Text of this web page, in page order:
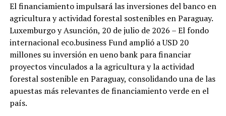
El financiamiento impulsará las inversiones del banco en
agricultura y actividad forestal sostenibles en Paraguay.
Luxemburgo y Asunción, 20 de julio de 2026 – El fondo
internacional eco.business Fund amplió a USD 20
millones su inversión en ueno bank para financiar
proyectos vinculados a la agricultura y la actividad
forestal sostenible en Paraguay, consolidando una de las
apuestas más relevantes de financiamiento verde en el
país.